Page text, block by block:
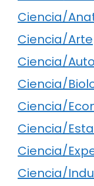
Ciencia/
Ciencia/Arte
Ciencia/
Ciencia/
Ciencia/
Ciencia/
Ciencia/
Ciencia/